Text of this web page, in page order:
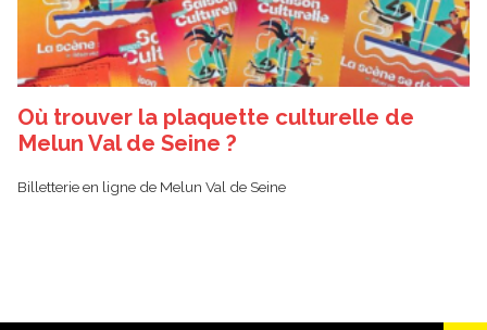
Où trouver la plaquette culturelle de
Melun Val de Seine ?
Billetterie en ligne de Melun Val de Seine